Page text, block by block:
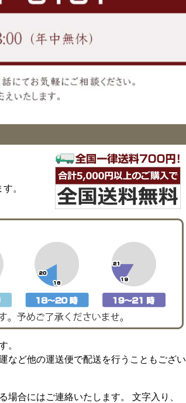
。
。
など他の運送便で配送を行うこともござい
合にはご連絡いたします。 文字入り、